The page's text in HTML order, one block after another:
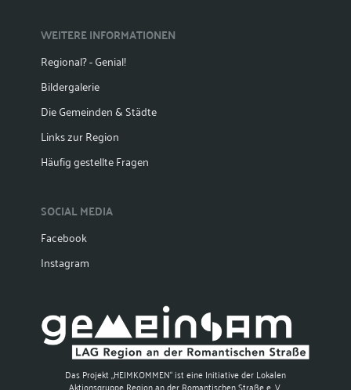
WEITERE INFORMATIONEN
Regional? - Genial!
Bildergalerie
Die Gemeinden & Städte
Links zur Region
Häufig gestellte Fragen
SOCIAL MEDIA
Facebook
Instagram
Das Projekt „HEIMKOMMEN“ ist eine Initiative der Lokalen
Aktionsgruppe Region an der Romantischen Straße e. V.